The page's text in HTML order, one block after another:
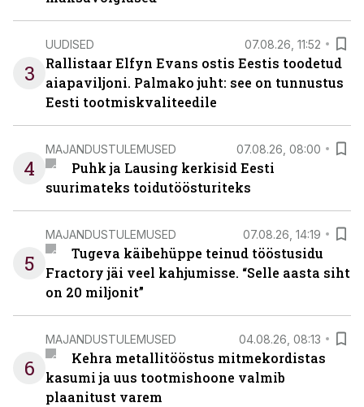
3
UUDISED 07.08.26, 11:52
Rallistaar Elfyn Evans ostis Eestis toodetud
aiapaviljoni. Palmako juht: see on tunnustus
Eesti tootmiskvaliteedile
4
MAJANDUSTULEMUSED 07.08.26, 08:00
Puhk ja Lausing kerkisid Eesti
suurimateks toidutöösturiteks
5
MAJANDUSTULEMUSED 07.08.26, 14:19
Tugeva käibehüppe teinud tööstusidu
Fractory jäi veel kahjumisse. “Selle aasta siht
on 20 miljonit”
6
MAJANDUSTULEMUSED 04.08.26, 08:13
Kehra metallitööstus mitmekordistas
kasumi ja uus tootmishoone valmib
plaanitust varem